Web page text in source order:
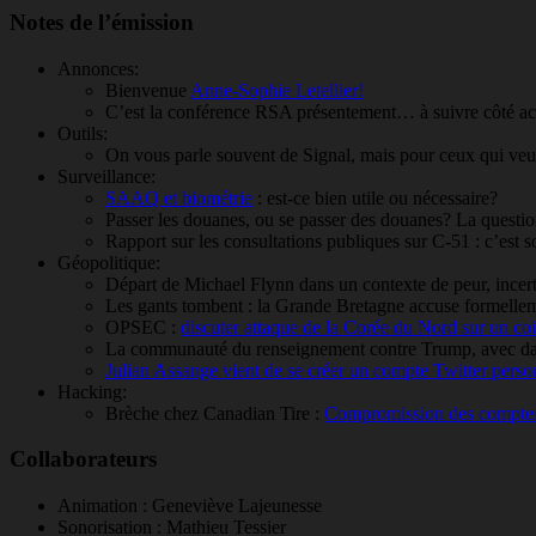
Notes de l’émission
Annonces:
Bienvenue Anne-Sophie Letellier!
C’est la conférence RSA présentement… à suivre côté
Outils:
On vous parle souvent de Signal, mais pour ceux qui
Surveillance:
SAAQ et biométrie : est-ce bien utile ou nécessaire?
Passer les douanes, ou se passer des douanes? La
Rapport sur les consultations publiques sur C-51 : c’est
Géopolitique:
Départ de Michael Flynn dans un contexte de peur,
Les gants tombent : la Grande Bretagne accuse
OPSEC : discuter attaque de la Corée du Nord sur un
La communauté du renseignement contre Trump, avec
Julian Assange vient de se créer un compte Twitter
Hacking:
Brèche chez Canadian Tire : Compromission des
Collaborateurs
Animation : Geneviève Lajeunesse
Sonorisation : Mathieu Tessier